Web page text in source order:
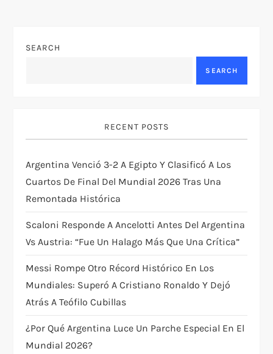
a
a
t
i
o
n
SEARCH
SEARCH
RECENT POSTS
Argentina Venció 3-2 A Egipto Y Clasificó A Los
Cuartos De Final Del Mundial 2026 Tras Una
Remontada Histórica
Scaloni Responde A Ancelotti Antes Del Argentina
Vs Austria: “Fue Un Halago Más Que Una Crítica”
Messi Rompe Otro Récord Histórico En Los
Mundiales: Superó A Cristiano Ronaldo Y Dejó
Atrás A Teófilo Cubillas
¿Por Qué Argentina Luce Un Parche Especial En El
Mundial 2026?